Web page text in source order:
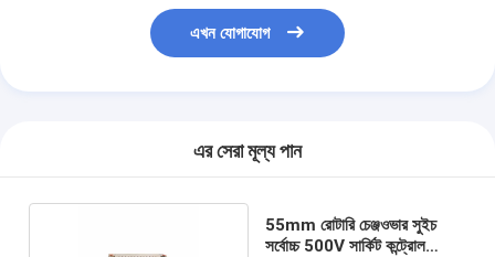
এখন যোগাযোগ
এর সেরা মূল্য পান
55mm রোটারি চেঞ্জওভার সুইচ
সর্বোচ্চ 500V সার্কিট কন্ট্রোল